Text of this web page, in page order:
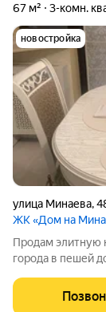
67 м² 3-комн.
новостройка
улица Минаева,
ЖК «Дом на
Продам элитную
города в пешей